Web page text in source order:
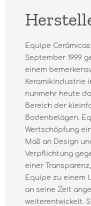
Equipe
September 1999
einem
Keramikindustrie
nunmehr heute
Bereich der
Bodenbelägen.
Wertschöpfung
Maß an Design
Verpflichtung
einer
Equipe zu einem
an seine Zeit
weiterentwickelt.